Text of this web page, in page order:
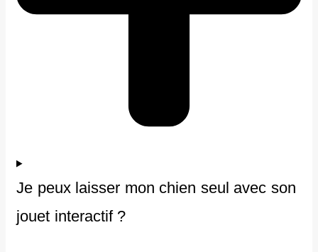
Je peux laisser mon chien seul avec son
jouet interactif ?